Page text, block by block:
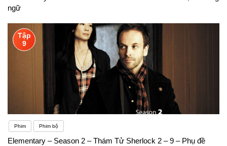
ngữ
Tập
9
Phim Phim bộ
Elementary – Season 2 – Thám Tử Sherlock 2 – 9 – Phụ đề